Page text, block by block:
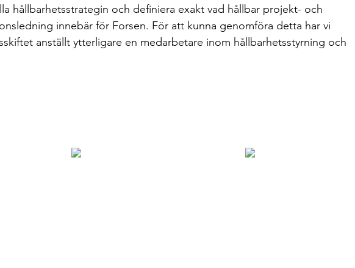
hållbarhetsstrategin och definiera exakt vad hållbar projekt- och
innebär för Forsen. För att kunna genomföra detta har vi
anställt ytterligare en medarbetare inom hållbarhetsstyrning och